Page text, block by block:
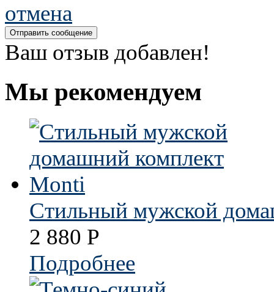
отмена
Ваш отзыв добавлен!
Мы рекомендуем
Стильный мужской
2 880 Р
Подробнее